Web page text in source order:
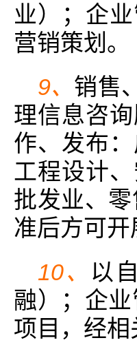
业）；企
营销策划
9、 销售
理信息咨
作、发布
工程设计
批发业、
准后方可
10、 以
融）；企
项目，经